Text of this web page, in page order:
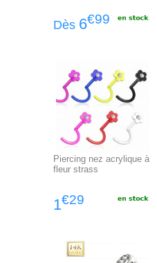
Dès 6€99
Piercing nez acrylique à
fleur strass
1€29